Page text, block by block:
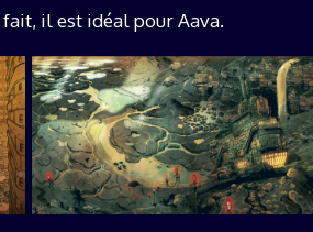
il est idéal pour Aava.